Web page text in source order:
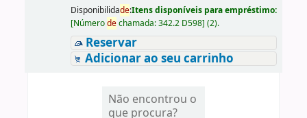
Disponibilidade:Itens disponíveis para empréstimo:
[Númerodechamada:342.2 D598] (2).
Reservar
Adicionar ao seu carrinho
Não encontrou o
que procura?